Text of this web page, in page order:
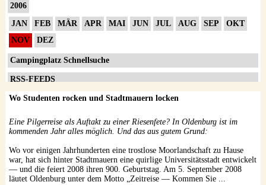
2006
JAN
FEB MÄR APR MAI JUN JUL AUG SEP
OKT
NOV
DEZ
Campingplatz Schnellsuche
RSS-FEEDS
Impressum
Datenschutzerklärung
Wo Studenten rocken und Stadtmauern locken
Eine Pilgerreise als Auftakt zu einer Riesenfete? In Oldenburg ist im
kommenden Jahr alles möglich. Und das aus gutem Grund:
Wo vor einigen Jahrhunderten eine trostlose Moorlandschaft zu Hause
war, hat sich hinter Stadtmauern eine quirlige Universitätsstadt entwickelt
— und die feiert 2008 ihren 900. Geburtstag. Am 5. September 2008
läutet Oldenburg unter dem Motto „Zeitreise — Kommen Sie ...